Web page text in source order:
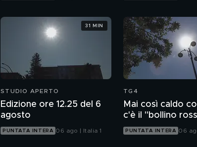
STUDIO APERTO
Edizione ore 12.25 del 6
agosto
PUNTATA INTERA 06 ago | Italia 1
31 MIN
TG4
Mai così caldo
c'è il "bollino
città
PUNTATA INTERA 06